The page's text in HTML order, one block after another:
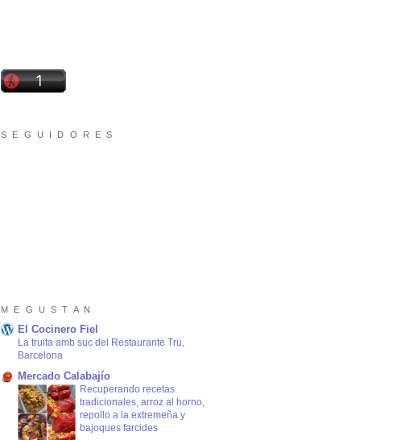
S E G U I D O R E S
M E G U S T A N
El Cocinero Fiel
La truita amb suc del Restaurante Trü,
Barcelona
Mercado Calabajío
Recuperando recetas
tradicionales, arroz al horno,
repollo a la extremeña y
bajoques farcides